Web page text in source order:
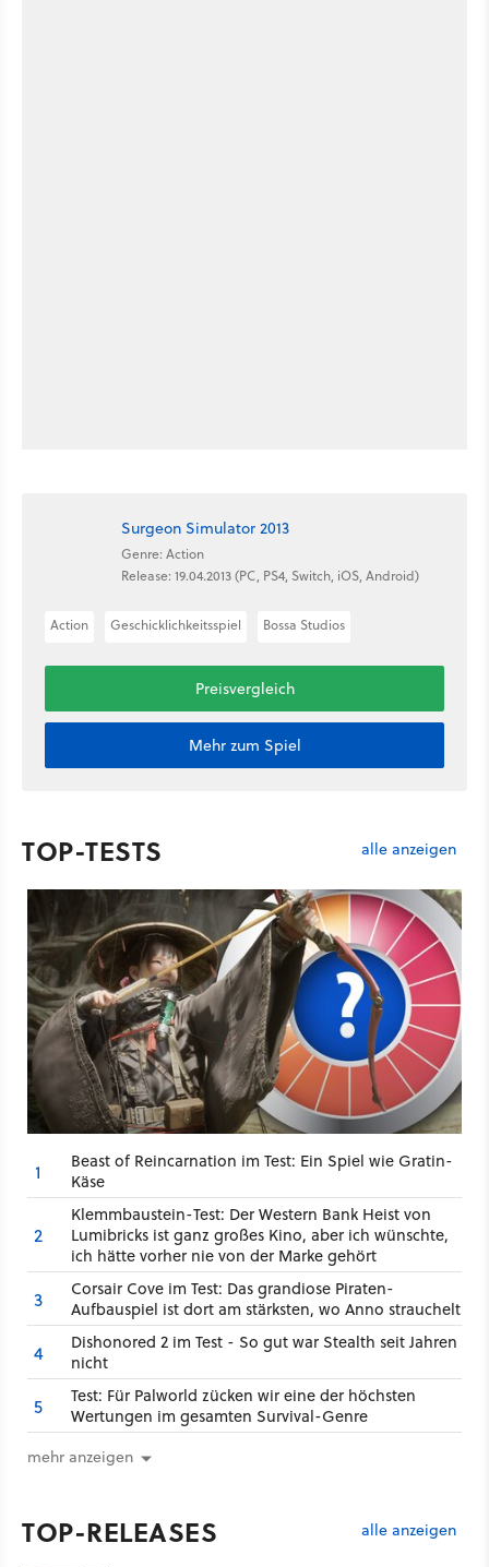
Surgeon Simulator 2013
Genre: Action
Release: 19.04.2013 (PC, PS4, Switch, iOS, Android)
Action Geschicklichkeitsspiel Bossa Studios
Preisvergleich
Mehr zum Spiel
TOP-TESTS alle anzeigen
1
Beast of Reincarnation im Test: Ein Spiel wie Gratin-
Käse
2
Klemmbaustein-Test: Der Western Bank Heist von
Lumibricks ist ganz großes Kino, aber ich wünschte,
ich hätte vorher nie von der Marke gehört
3
Corsair Cove im Test: Das grandiose Piraten-
Aufbauspiel ist dort am stärksten, wo Anno strauchelt
4
Dishonored 2 im Test - So gut war Stealth seit Jahren
nicht
5
Test: Für Palworld zücken wir eine der höchsten
Wertungen im gesamten Survival-Genre
mehr anzeigen
TOP-RELEASES alle anzeigen